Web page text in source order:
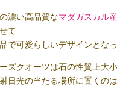
濃い高品質なマダガスカル
て
品で可愛らしいデザインとな
ズクオーツは石の性質上大
日光の当たる場所に置くの